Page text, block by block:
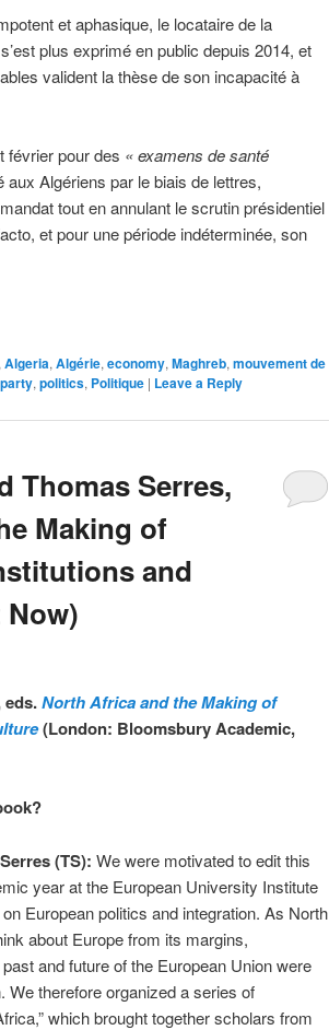
et aphasique, le locataire de la
plus exprimé en public depuis 2014, et
valident la thèse de son incapacité à
février pour des « examens de santé
aux Algériens par le biais de lettres,
tout en annulant le scrutin présidentiel
et pour une période indéterminée, son
Algeria, Algérie, economy, Maghreb, mouvement de
, politics, Politique | Leave a Reply
Thomas Serres,
Making of
and
eds.North Africa and the Making of
(London: Bloomsbury Academic,
(TS): We were motivated to edit this
year at the European University Institute
European politics and integration. As North
about Europe from its margins,
and future of the European Union were
therefore organized a series of
which brought together scholars from